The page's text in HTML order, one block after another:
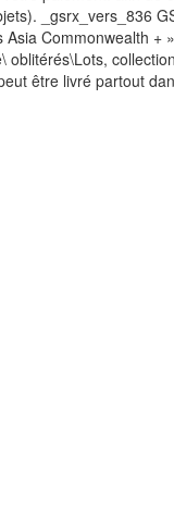
_gsrx_vers_836
Commonwealth
être livré partout